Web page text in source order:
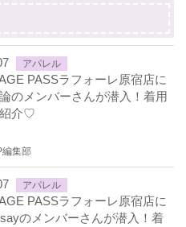
アパレル
PASSラフォーレ原宿店に
のメンバーさんが潜入！着用
介♡
編集部
アパレル
PASSラフォーレ原宿店に
のメンバーさんが潜入！着